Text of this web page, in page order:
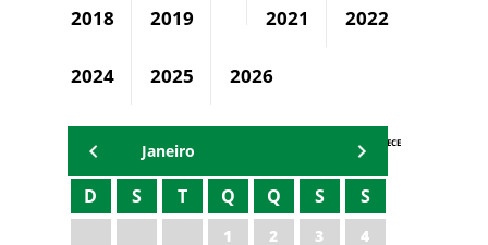
2018
2019 2021 2022
2024 2025 2026
AGENDA IPECE
Janeiro
D S T Q Q S S
1 2 3
4